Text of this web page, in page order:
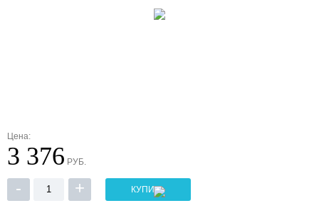
Цена:
3 376 РУБ.
- + КУПИТЬ